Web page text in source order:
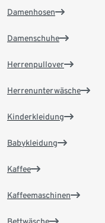
Damenhosen
Damenschuhe
Herrenpullover
Herrenunterwäsche
Kinderkleidung
Babykleidung
Kaffee
Kaffeemaschinen